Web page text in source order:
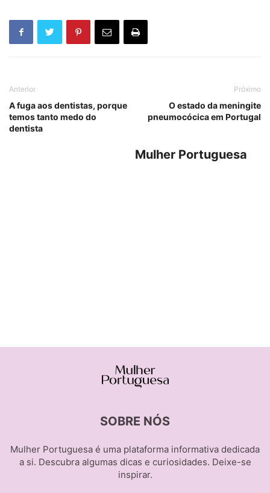
Anterior
A fuga aos dentistas, porque
temos tanto medo do
dentista
Próximo
O estado da meningite
pneumocócica em Portugal
Mulher Portuguesa
SOBRE NÓS
Mulher Portuguesa é uma plataforma informativa dedicada
a si. Descubra algumas dicas e curiosidades. Deixe-se
inspirar.